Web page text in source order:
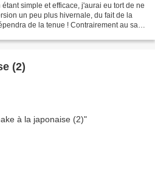
simple et efficace, j'aurai eu tort de ne
un peu plus hivernale, du fait de la
de la tenue ! Contrairement au sac
(2)